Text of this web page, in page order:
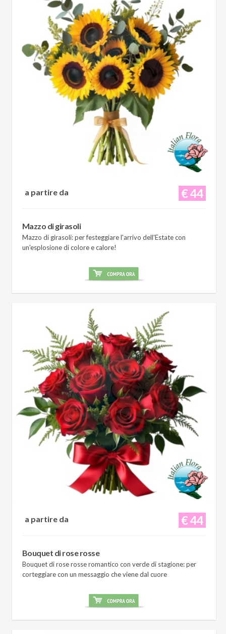
€ 44
a partire da
Mazzo di girasoli
Mazzo di girasoli: per festeggiare l'arrivo dell'Estate con
un'esplosione di colore e calore!
€ 44
a partire da
Bouquet di rose rosse
Bouquet di rose rosse romantico con verde di stagione: per
corteggiare con un messaggio che viene dal cuore